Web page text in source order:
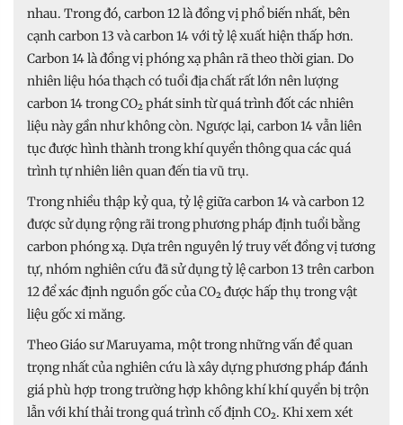
nhau. Trong đó, carbon 12 là đồng vị phổ biến nhất, bên
cạnh carbon 13 và carbon 14 với tỷ lệ xuất hiện thấp hơn.
Carbon 14 là đồng vị phóng xạ phân rã theo thời gian. Do
nhiên liệu hóa thạch có tuổi địa chất rất lớn nên lượng
carbon 14 trong CO₂ phát sinh từ quá trình đốt các nhiên
liệu này gần như không còn. Ngược lại, carbon 14 vẫn liên
tục được hình thành trong khí quyển thông qua các quá
trình tự nhiên liên quan đến tia vũ trụ.
Trong nhiều thập kỷ qua, tỷ lệ giữa carbon 14 và carbon 12
được sử dụng rộng rãi trong phương pháp định tuổi bằng
carbon phóng xạ. Dựa trên nguyên lý truy vết đồng vị tương
tự, nhóm nghiên cứu đã sử dụng tỷ lệ carbon 13 trên carbon
12 để xác định nguồn gốc của CO₂ được hấp thụ trong vật
liệu gốc xi măng.
Theo Giáo sư Maruyama, một trong những vấn đề quan
trọng nhất của nghiên cứu là xây dựng phương pháp đánh
giá phù hợp trong trường hợp không khí khí quyển bị trộn
lẫn với khí thải trong quá trình cố định CO₂. Khi xem xét